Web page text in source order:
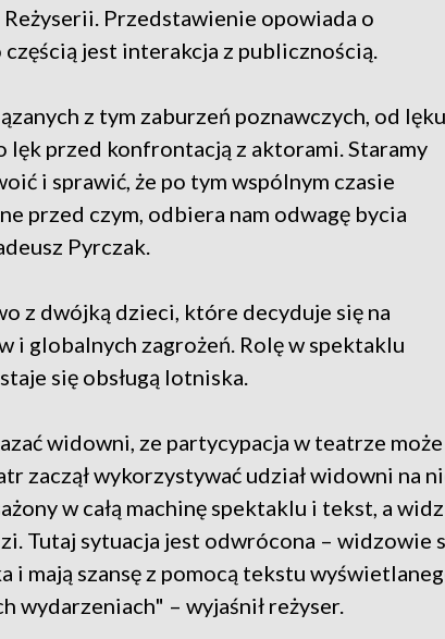
Przedstawienie opowiada o
jest interakcja z publicznością.
z tym zaburzeń poznawczych, od lęku
lęk przed konfrontacją z aktorami. Staramy
i sprawić, że po tym wspólnym czasie
przed czym, odbiera nam odwagę bycia
Pyrczak.
z dwójką dzieci, które decyduje się na
i globalnych zagrożeń. Rolę w spektaklu
się obsługą lotniska.
widowni, ze partycypacja w teatrze może
zaczął wykorzystywać udział widowni na
w całą machinę spektaklu i tekst, a widz
Tutaj sytuacja jest odwrócona – widzowie
i mają szansę z pomocą tekstu
wydarzeniach" – wyjaśnił reżyser.